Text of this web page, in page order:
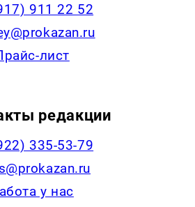
911 22 52
лист
редакции
335-53-79
у нас